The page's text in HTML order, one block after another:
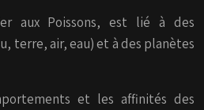
aux Poissons, est lié à des
terre, air, eau) et à des planètes
et les affinités des